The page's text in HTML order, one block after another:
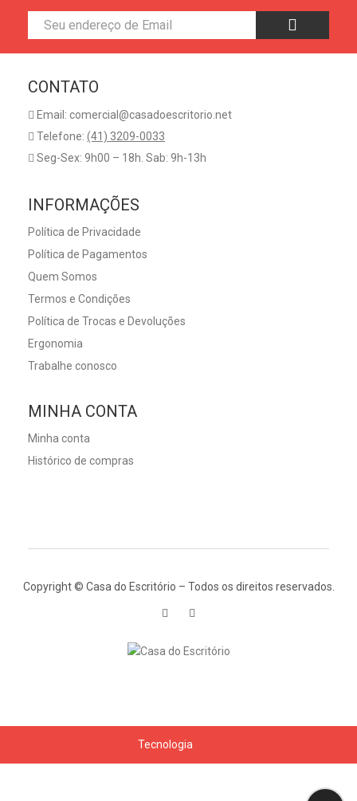
CONTATO
Email: comercial@casadoescritorio.net
Telefone: (41) 3209-0033
Seg-Sex: 9h00 – 18h. Sab: 9h-13h
INFORMAÇÕES
Política de Privacidade
Política de Pagamentos
Quem Somos
Termos e Condições
Política de Trocas e Devoluções
Ergonomia
Trabalhe conosco
MINHA CONTA
Minha conta
Histórico de compras
Copyright © Casa do Escritório – Todos os direitos reservados.
Tecnologia